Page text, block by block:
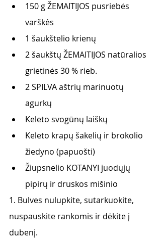
150 g ŽEMAITIJOS pusriebės
varškės
1 šaukštelio krienų
2 šaukštų ŽEMAITIJOS natūralios
grietinės 30 % rieb.
2 SPILVA aštrių marinuotų
agurkų
Keleto svogūnų laiškų
Keleto krapų šakelių ir brokolio
žiedyno (papuošti)
Žiupsnelio KOTANYI juodųjų
pipirų ir druskos mišinio
1. Bulves nulupkite, sutarkuokite,
nuspauskite rankomis ir dėkite į
dubenį.